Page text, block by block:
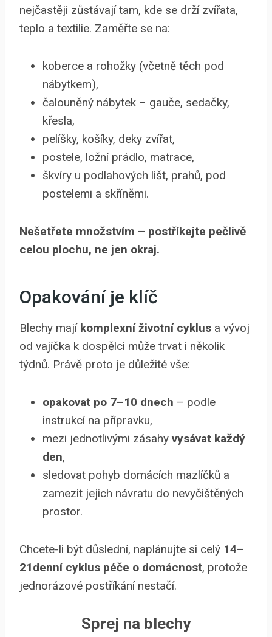
nejčastěji zůstávají tam, kde se drží zvířata,
teplo a textilie. Zaměřte se na:
koberce a rohožky (včetně těch pod
nábytkem),
čalouněný nábytek – gauče, sedačky,
křesla,
pelíšky, košíky, deky zvířat,
postele, ložní prádlo, matrace,
škvíry u podlahových lišt, prahů, pod
postelemi a skříněmi.
Nešetřete množstvím – postříkejte pečlivě
celou plochu, ne jen okraj.
Opakování je klíč
Blechy mají komplexní životní cyklus a vývoj
od vajíčka k dospělci může trvat i několik
týdnů. Právě proto je důležité vše:
opakovat po 7–10 dnech – podle
instrukcí na přípravku,
mezi jednotlivými zásahy vysávat každý
den,
sledovat pohyb domácích mazlíčků a
zamezit jejich návratu do nevyčištěných
prostor.
Chcete-li být důslední, naplánujte si celý 14–
21denní cyklus péče o domácnost, protože
jednorázové postříkání nestačí.
Sprej na blechy